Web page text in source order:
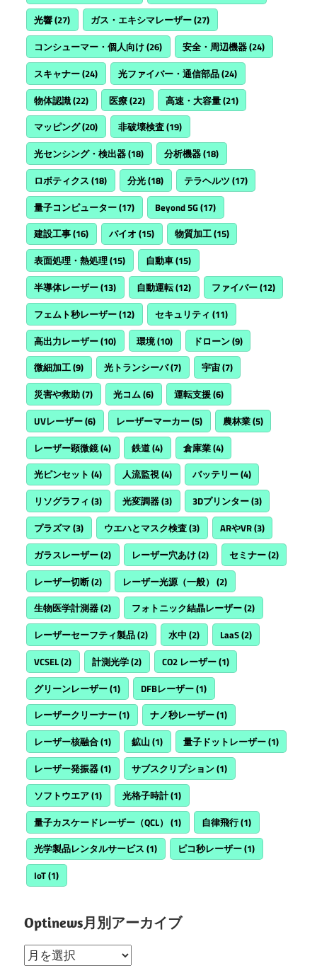
光響(27) ガス・エキシマレーザー(27)
コンシューマー・個人向け(26) 安全・周辺機器(24)
スキャナー(24) 光ファイバー・通信部品(24)
物体認識(22) 医療(22) 高速・大容量(21)
マッピング(20) 非破壊検査(19)
光センシング・検出器(18) 分析機器(18)
ロボティクス (18) 分光(18) テラヘルツ (17)
量子コンピューター(17) Beyond 5G(17)
建設工事(16) バイオ (15) 物質加工(15)
表面処理・熱処理(15) 自動車(15)
半導体レーザー(13) 自動運転(12) ファイバー(12)
フェムト秒レーザー(12) セキュリティ (11)
高出力レーザー(10) 環境(10) ドローン(9)
微細加工(9) 光トランシーバ(7) 宇宙(7)
災害や救助(7) 光コム(6) 運転支援(6)
UVレーザー(6) レーザーマーカー(5) 農林業(5)
レーザー顕微鏡(4) 鉄道(4) 倉庫業(4)
光ピンセット (4) 人流監視(4) バッテリー(4)
リソグラフィ (3) 光変調器(3) 3Dプリンター(3)
プラズマ(3) ウエハとマスク検査(3) ARやVR(3)
ガラスレーザー(2) レーザー穴あけ(2) セミナー(2)
レーザー切断(2) レーザー光源（一般） (2)
生物医学計測器(2) フォトニック結晶レーザー(2)
レーザーセーフティ製品(2) 水中 (2) LaaS(2)
VCSEL(2) 計測光学(2) CO2 レーザー(1)
グリーンレーザー(1) DFBレーザー(1)
レーザークリーナー(1) ナノ秒レーザー(1)
レーザー核融合(1) 鉱山 (1) 量子ドットレーザー(1)
レーザー発振器(1) サブスクリプション(1)
ソフトウエア(1) 光格子時計(1)
量子カスケードレーザー（QCL） (1) 自律飛行(1)
光学製品レンタルサービス (1) ピコ秒レーザー(1)
IoT(1)
Optinews月別アーカイブ
Optinews